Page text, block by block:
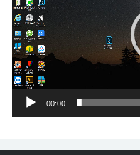
放
器
00:00